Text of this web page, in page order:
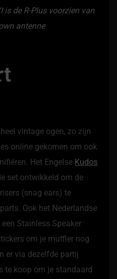
is de R-Plus voorzien van
antenne
vintage ogen, zo zijn
online gekomen om ook
Het Engelse Kudos
set ontwikkeld om de
(snag ears) te
Ook het Nederlandse
Stainless Speaker
om je muffler nog
er via dezelfde partij
te koop om je standaard